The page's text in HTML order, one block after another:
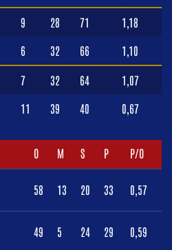
9 28 71 1,18
6 32 66 1,10
7 32 64 1,07
11 39 40 0,67
O M S P P/O
58 13 20 33 0,57
49 5 24 29 0,59